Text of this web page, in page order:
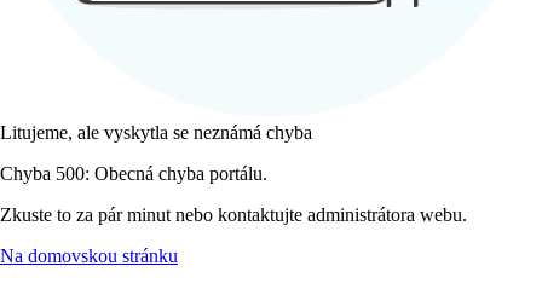
Litujeme, ale vyskytla se neznámá chyba
Chyba 500: Obecná chyba portálu.
Zkuste to za pár minut nebo kontaktujte administrátora webu.
Na domovskou stránku